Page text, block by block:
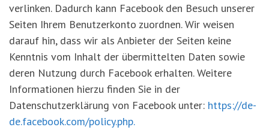
verlinken. Dadurch kann Facebook den Besuch unserer
Seiten Ihrem Benutzerkonto zuordnen. Wir weisen
darauf hin, dass wir als Anbieter der Seiten keine
Kenntnis vom Inhalt der übermittelten Daten sowie
deren Nutzung durch Facebook erhalten. Weitere
Informationen hierzu finden Sie in der
Datenschutzerklärung von Facebook unter: https://de-
de.facebook.com/policy.php.